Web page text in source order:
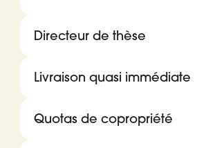
Directeur de thèse
Livraison quasi immédiate
Quotas de copropriété